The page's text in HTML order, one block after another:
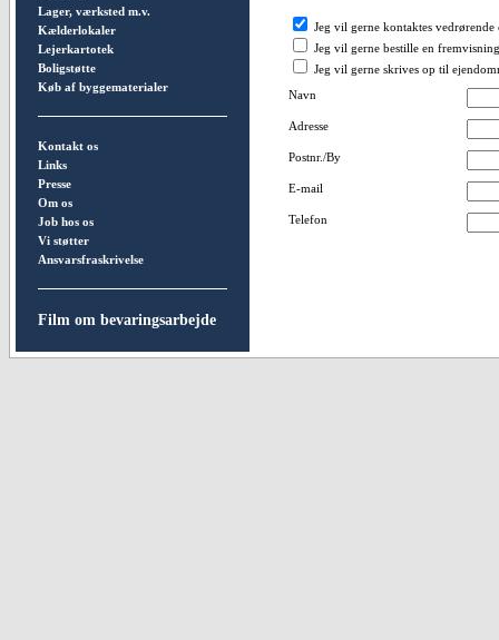
Lager, værksted m.v.
Kælderlokaler
Lejerkartotek
Boligstøtte
Køb af byggematerialer
Kontakt os
Links
Presse
Om os
Job hos os
Vi støtter
Ansvarsfraskrivelse
Film om bevaringsarbejde
Jeg vil gerne kontaktes vedrørende
Jeg vil gerne bestille en fremvisning
Jeg vil gerne skrives op til
Navn
Adresse
Postnr./By
E-mail
Telefon